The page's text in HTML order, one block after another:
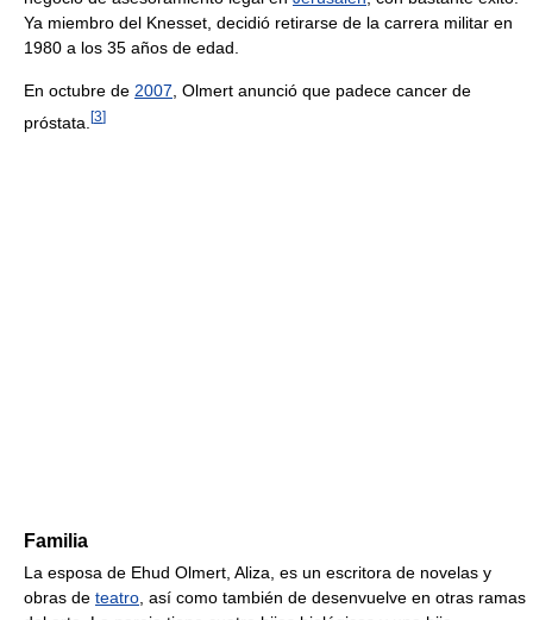
Ya miembro del Knesset, decidió retirarse de la carrera militar en
1980 a los 35 años de edad.
En octubre de 2007, Olmert anunció que padece cancer de
próstata. [3]
Familia
La esposa de Ehud Olmert, Aliza, es un escritora de novelas y
obras de teatro , así como también de desenvuelve en otras ramas